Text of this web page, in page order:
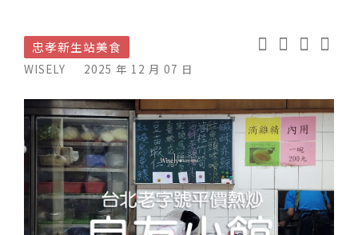
忠孝新生站美食
WISELY 2025 年 12 月 07 日